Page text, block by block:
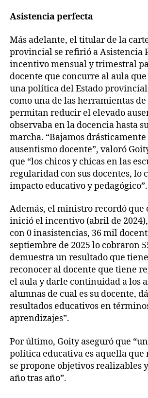
Asistencia perfecta
Más adelante, el titular de la
provincial se refirió a Asistencia
incentivo mensual y trimestral
docente que concurre al aula
una política del Estado
como una de las herramientas
permitan reducir el elevado
observaba en la docencia hasta
marcha. “Bajamos
ausentismo docente”, valoró
que “los chicos y chicas en las
regularidad con sus docentes, lo
impacto educativo y pedagógico”.
Además, el ministro recordó que
inició el incentivo (abril de
con 0 inasistencias, 36 mil
septiembre de 2025 lo cobraron
demuestra un resultado que
reconocer al docente que tiene
el aula y darle continuidad a los
alumnas de cual es su docente,
resultados educativos en
aprendizajes”.
Por último, Goity aseguró que
política educativa es aquella que
se propone objetivos realizables
año tras año”.